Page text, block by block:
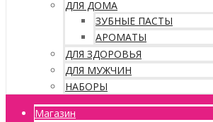
ДЛЯ ДОМА
ЗУБНЫЕ ПАСТЫ
АРОМАТЫ
ДЛЯ ЗДОРОВЬЯ
ДЛЯ МУЖЧИН
НАБОРЫ
Магазин